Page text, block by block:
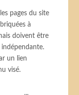
pages du site
à
doivent être
indépendante.
un lien
visé.